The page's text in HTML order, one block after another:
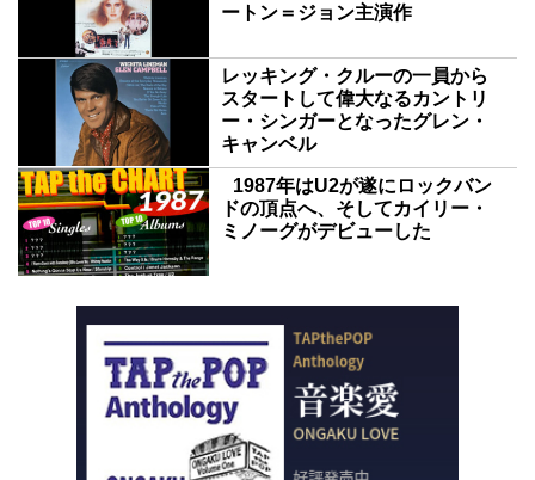
ートン＝ジョン主演作
レッキング・クルーの一員から
スタートして偉大なるカントリ
ー・シンガーとなったグレン・
キャンベル
1987年はU2が遂にロックバン
ドの頂点へ、そしてカイリー・
ミノーグがデビューした